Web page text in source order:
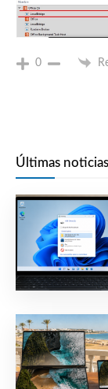
0
Últimas noticias